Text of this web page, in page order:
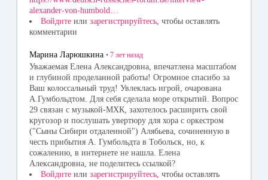
alexander-von-humbold…
Войдите или зарегистрируйтесь , чтобы оставлять
комментарии
Марина Ларюшкина • 7 лет назад
Уважаемая Елена Александровна, впечатлена масштабом
и глубиной проделанной работы! Огромное спасибо за
Ваш колоссальный труд! Увлеклась игрой, очарована
А.Гумбольдтом. Для себя сделала море открытий. Вопрос
29 связан с музыкой-МХК, захотелось расширить свой
кругозор и послушать увертюру для хора с оркестром
("Сыны Сибири отдаленной") Алябьева, сочиненную в
честь прибытия А. Гумбольдта в Тобольск, но, к
сожалению, в интернете не нашла. Елена
Александровна, не поделитесь ссылкой?
Войдите или зарегистрируйтесь, чтобы оставлять